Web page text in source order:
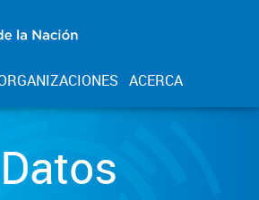
ACERCA
Datos